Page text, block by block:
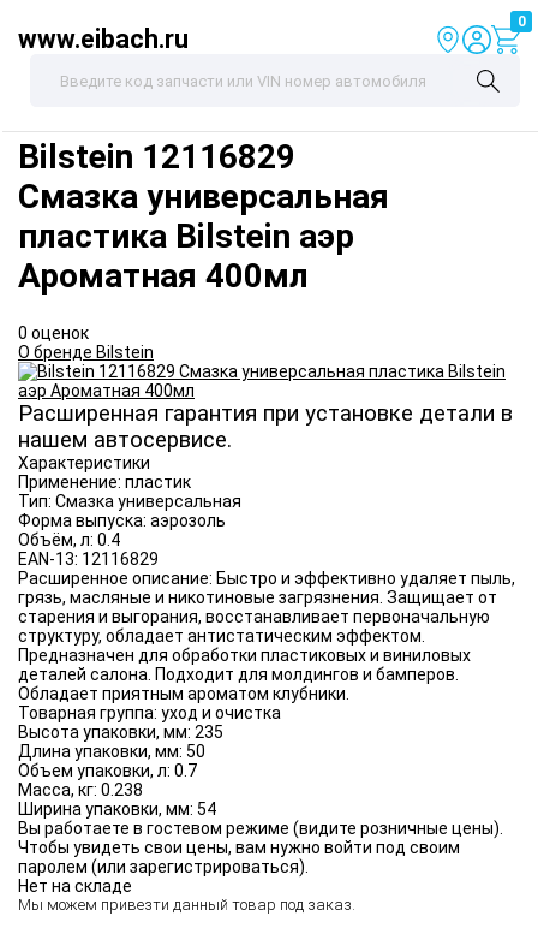
www.eibach.ru
0
Bilstein 12116829
Смазка универсальная
пластика Bilstein аэр
Ароматная 400мл
0 оценок
О бренде Bilstein
Расширенная гарантия при установке детали в
нашем автосервисе.
Характеристики
Применение: пластик
Тип: Смазка универсальная
Форма выпуска: аэрозоль
Объём, л: 0.4
EAN-13: 12116829
Расширенное описание: Быстро и эффективно удаляет пыль,
грязь, масляные и никотиновые загрязнения. Защищает от
старения и выгорания, восстанавливает первоначальную
структуру, обладает антистатическим эффектом.
Предназначен для обработки пластиковых и виниловых
деталей салона. Подходит для молдингов и бамперов.
Обладает приятным ароматом клубники.
Товарная группа: уход и очистка
Высота упаковки, мм: 235
Длина упаковки, мм: 50
Объем упаковки, л: 0.7
Масса, кг: 0.238
Ширина упаковки, мм: 54
Вы работаете в гостевом режиме (видите розничные цены).
Чтобы увидеть свои цены, вам нужно войти под своим
паролем (или зарегистрироваться).
Нет на складе
Мы можем привезти данный товар под заказ.